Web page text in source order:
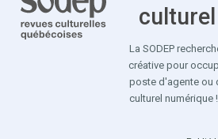
La SODEP
créative pour
poste d'agente ou
culturel numérique